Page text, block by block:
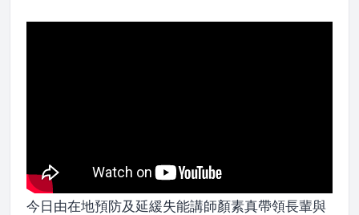
今日由在地預防及延緩失能講師顏素真帶領長輩與